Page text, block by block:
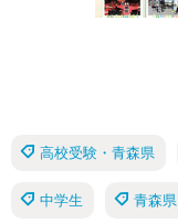
高校受験・青森県
中学生 青森県